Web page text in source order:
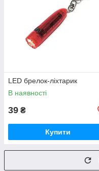
LED брелок-ліхтарик
В наявності
39 ₴
Купити